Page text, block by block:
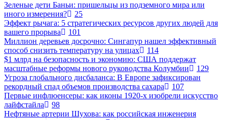
Зеленые дети Баньи: пришельцы из подземного мира или
иного измерения?
25
Эффект рычага: 5 стратегических ресурсов других людей для
вашего прорыва
101
Миллион деревьев досрочно: Сингапур нашел эффективный
способ снизить температуру на улицах
114
$1 млрд на безопасность и экономию: США поддержат
масштабные реформы нового руководства Колумбии
129
Угроза глобального дисбаланса: В Европе зафиксирован
рекордный спад объемов производства сахара
107
Первые инфлюенсеры: как иконы 1920-х изобрели искусство
лайфстайла
98
Нефтяные артерии Шухова: как российская инженерия